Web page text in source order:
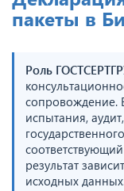
пакеты в
Роль
сопровождение.
испытания,
результат
исходных